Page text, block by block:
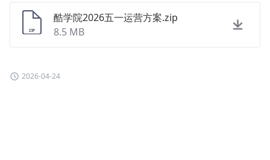
酷学院2026五一运营方案.zip
8.5 MB
2026-04-24